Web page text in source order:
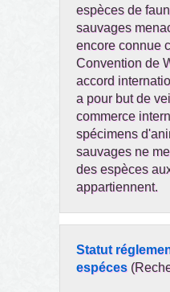
espèces de
sauvages
encore connue
Convention de
accord
a pour but de
commerce
spécimens
sauvages ne
des espèces
appartiennent.
Statut
espéces